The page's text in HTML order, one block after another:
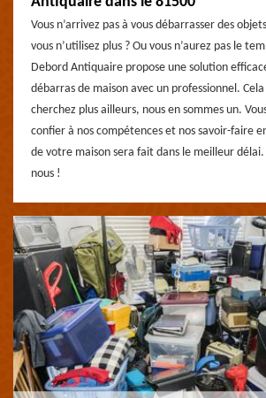
Vous n’arrivez pas à vous débarrasser des
vous n’utilisez plus ? Ou vous n’aurez pas le
Debord Antiquaire propose une solution
débarras de maison avec un professionnel.
cherchez plus ailleurs, nous en sommes un.
confier à nos compétences et nos savoir-faire
de votre maison sera fait dans le meilleur
nous !